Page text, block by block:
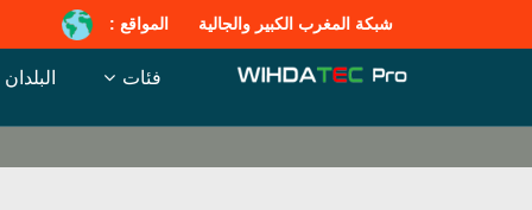
شبكة المغرب الكبير والجالية المواقع :
فئات البلدان